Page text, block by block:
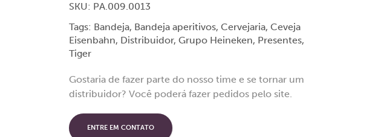
SKU: PA.009.0013
Tags: Bandeja, Bandeja aperitivos,Cervejaria,Ceveja
Eisenbahn, Distribuidor,Grupo Heineken, Presentes,
Tiger
Gostaria de fazer parte do nosso time e se tornar um
distribuidor? Você poderá fazer pedidos pelo site.
ENTRE EM CONTATO